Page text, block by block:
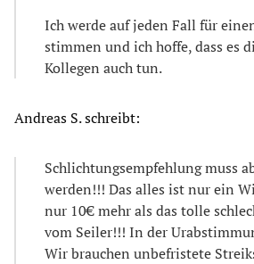
Ich werde auf jeden Fall für
stimmen und ich hoffe, dass es
Kollegen auch tun.
Andreas S. schreibt:
Schlichtungsempfehlung muss
werden!!! Das alles ist nur ein
nur 10€ mehr als das tolle
vom Seiler!!! In der
Wir brauchen unbefristete